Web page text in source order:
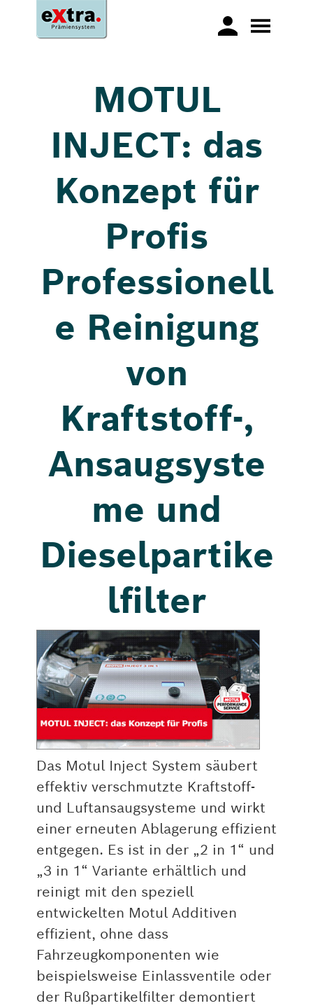
MOTUL
INJECT: das
Konzept für
Profis
Professionell
e Reinigung
von
Kraftstoff-,
Ansaugsyste
me und
Dieselpartike
lfilter
Das Motul Inject System säubert
effektiv verschmutzte Kraftstoff-
und Luftansaugsysteme und wirkt
einer erneuten Ablagerung effizient
entgegen. Es ist in der „2 in 1“ und
„3 in 1“ Variante erhältlich und
reinigt mit den speziell
entwickelten Motul Additiven
effizient, ohne dass
Fahrzeugkomponenten wie
beispielsweise Einlassventile oder
der Rußpartikelfilter demontiert